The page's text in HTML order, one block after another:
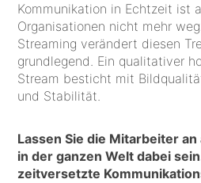
Kommunikation in Echtzeit ist
Organisationen nicht mehr
Streaming verändert diesen
grundlegend. Ein qualitativer
Stream besticht mit
und Stabilität.
Lassen Sie die Mitarbeiter
in der ganzen Welt dabei
zeitversetzte